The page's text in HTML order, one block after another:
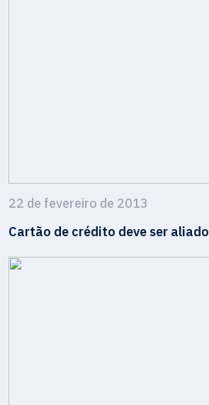
22 de fevereiro de 2013
Cartão de crédito deve ser aliado